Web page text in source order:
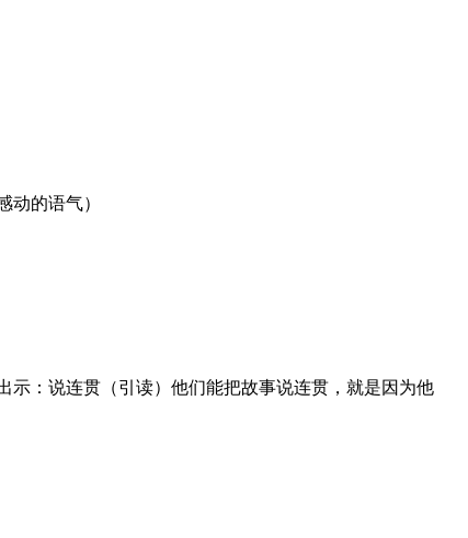
的语气）
说连贯（引读）他们能把故事说连贯，就是因为他